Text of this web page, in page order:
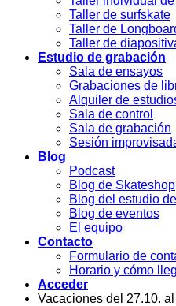
Taller de surfskate
Taller de
Taller de
Estudio de grabación
Sala de ensayos
Grabaciones de
Alquiler de
Sala de control
Sala de grabación
Sesión
Blog
Podcast
Blog de Skateshop
Blog del estudio
Blog de eventos
El equipo
Contacto
Formulario de
Horario y cómo
Acceder
Vacaciones del 27.10.